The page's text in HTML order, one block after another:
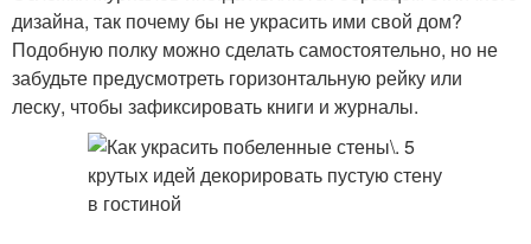
дизайна, так почему бы не украсить ими свой дом?
Подобную полку можно сделать самостоятельно, но не
забудьте предусмотреть горизонтальную рейку или
леску, чтобы зафиксировать книги и журналы.